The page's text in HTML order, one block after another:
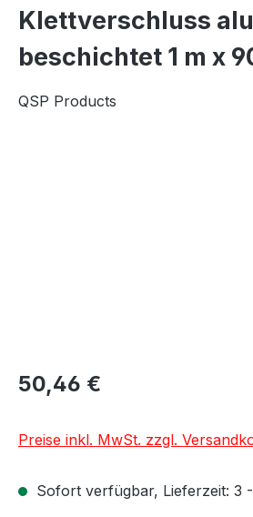
Klettverschluss
beschichtet 1 m x
QSP Products
50,46 €
Preise inkl. MwSt. zzgl.
Sofort verfügbar, Lieferzeit: 3